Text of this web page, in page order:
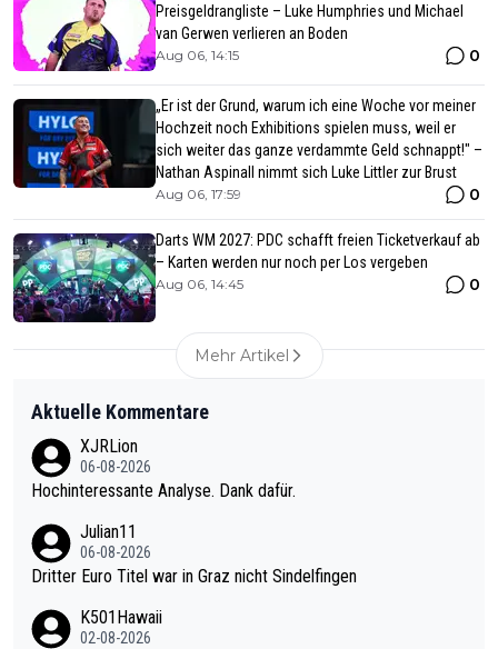
Preisgeldrangliste – Luke Humphries und Michael
van Gerwen verlieren an Boden
Aug 06, 14:15 0
„Er ist der Grund, warum ich eine Woche vor meiner
Hochzeit noch Exhibitions spielen muss, weil er
sich weiter das ganze verdammte Geld schnappt!" –
Nathan Aspinall nimmt sich Luke Littler zur Brust
Aug 06, 17:59 0
Darts WM 2027: PDC schafft freien Ticketverkauf ab
– Karten werden nur noch per Los vergeben
Aug 06, 14:45 0
Mehr Artikel
Aktuelle Kommentare
XJRLion
06-08-2026
Hochinteressante Analyse. Dank dafür.
Julian11
06-08-2026
Dritter Euro Titel war in Graz nicht Sindelfingen
K501Hawaii
02-08-2026